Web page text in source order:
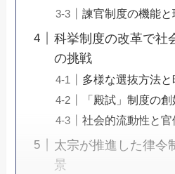
諫官制度の機能と
科挙制度の改革で社
の挑戦
多様な選抜方法
「殿試」制度の創
社会的流動性と
太宗が推進した律令
景